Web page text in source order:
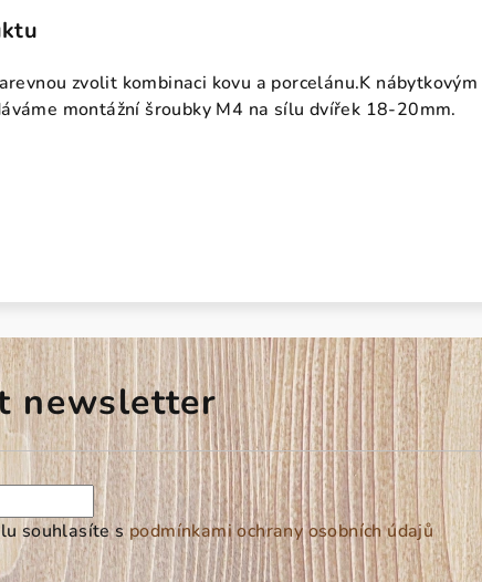
zvolit kombinaci kovu a porcelánu.K nábytkovým
montážní šroubky M4 na sílu dvířek 18-20mm.
newsletter
souhlasíte spodmínkami ochrany osobních údajů